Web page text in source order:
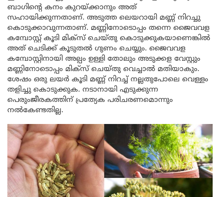
ബാഗിന്റെ കനം കുറയ്ക്കാനും അത്
സഹായിക്കുന്നതാണ്. അടുത്ത ലെയറായി മണ്ണ് നിറച്ചു
കൊടുക്കാവുന്നതാണ്. മണ്ണിനോടൊപ്പം തന്നെ ജൈവവള
കമ്പോസ്റ്റ് കൂടി മിക്സ് ചെയ്തു കൊടുക്കുകയാണെങ്കിൽ
അത് ചെടിക്ക് കൂടുതൽ ഗുണം ചെയ്യും. ജൈവവള
കമ്പോസ്റ്റിനായി അല്പം ഉള്ളി തോലും അടുക്കള വേസ്റ്റും
മണ്ണിനോടൊപ്പം മിക്സ് ചെയ്തു വെച്ചാൽ മതിയാകും.
ശേഷം ഒരു ലയർ കൂടി മണ്ണ് നിറച്ച് നല്ലതുപോലെ വെള്ളം
തളിച്ചു കൊടുക്കുക. നടാനായി എടുക്കുന്ന
പെരുംജീരകത്തിന് പ്രത്യേക പരിചരണമൊന്നും
നൽകേണ്ടതില്ല.